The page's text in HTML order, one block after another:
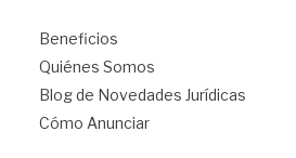
Beneficios
Quiénes Somos
Blog de Novedades Jurídicas
Cómo Anunciar